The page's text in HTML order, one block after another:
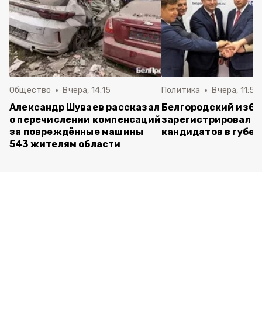
Общество Вчера, 14:15
Александр Шуваев рассказал
о перечислении компенсаций
за повреждённые машины
543 жителям области
Политика Вчера, 11:54
Белгородский
зарегистрировал
кандидатов в